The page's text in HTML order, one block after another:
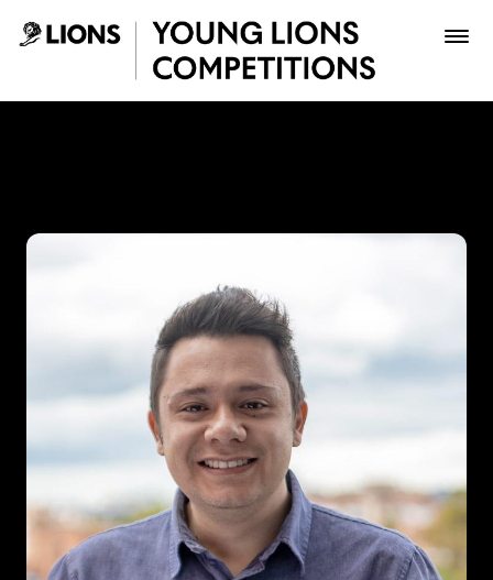
Saltar al contenido principal
Inscribir
Boletería